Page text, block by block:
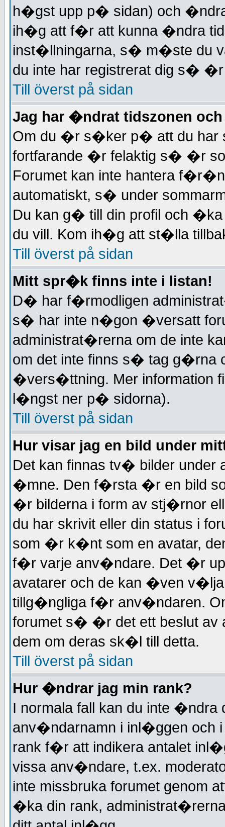
h�gst upp p� sidan) och
ih�g att f�r att kunna �ndra
inst�llningarna, s� m�ste du
du inte har registrerat dig s�
Till överst på sidan
Jag har �ndrat tidszonen
Om du �r s�ker p� att du har
fortfarande �r felaktig s� �r
Forumet kan inte hantera
automatiskt, s� under
Du kan g� till din profil och �ka
du vill. Kom ih�g att st�lla
Till överst på sidan
Mitt spr�k finns inte i listan!
D� har f�rmodligen
s� har inte n�gon �versatt
administrat�rerna om de inte
om det inte finns s� tag g�rna
�vers�ttning. Mer information
l�ngst ner p� sidorna).
Till överst på sidan
Hur visar jag en bild under
Det kan finnas tv� bilder
�mne. Den f�rsta �r en bild
�r bilderna i form av stj�rnor
du har skrivit eller din status i
som �r k�nt som en avatar,
f�r varje anv�ndare. Det �r
avatarer och de kan �ven
tillg�ngliga f�r anv�ndaren.
forumet s� �r det ett beslut av
dem om deras sk�l till detta.
Till överst på sidan
Hur �ndrar jag min rank?
I normala fall kan du inte
anv�ndarnamn i inl�ggen och
rank f�r att indikera antalet
vissa anv�ndare, t.ex.
inte missbruka forumet genom
�ka din rank,